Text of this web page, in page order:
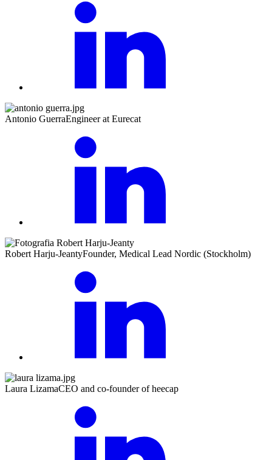
Antonio GuerraEngineer at Eurecat
Robert Harju-JeantyFounder, Medical Lead Nordic (Stockholm)
Laura LizamaCEO and co-founder of heecap